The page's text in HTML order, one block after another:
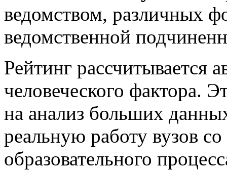
ведомством, различных
ведомственной
Рейтинг рассчитывается
человеческого фактора.
на анализ больших
реальную работу вузов
образовательного